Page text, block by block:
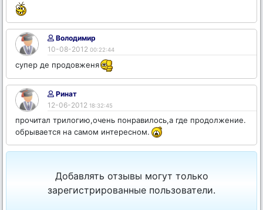
Володимир
10-08-2012 00:22:44
супер де продовженя
Ринат
12-06-2012 18:32:45
прочитал трилогию,очень понравилось,а где продолжение.
обрывается на самом интересном.
Добавлять отзывы могут только
зарегистрированные пользователи.